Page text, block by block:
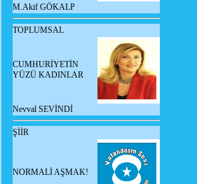
M.Akif GÖKALP
TOPLUMSAL
CUMHURİYETİN
YÜZÜ KADINLAR
Nevval SEVİNDİ
ŞİİR
NORMALİ AŞMAK!